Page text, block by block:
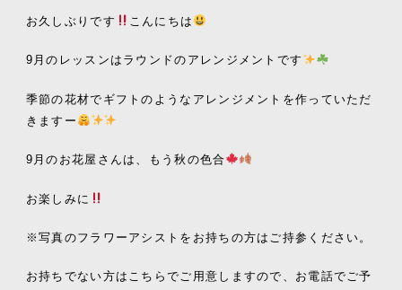
お久しぶりです こんにちは
9月のレッスンはラウンドのアレンジメントです
季節の花材でギフトのようなアレンジメントを作っていただ
きますー
9月のお花屋さんは、もう秋の色合
お楽しみに
※写真のフラワーアシストをお持ちの方はご持参ください。
お持ちでない方はこちらでご用意しますので、お電話でご予